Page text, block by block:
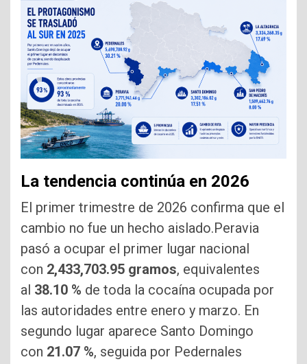
La tendencia continúa en 2026
El primer trimestre de 2026 confirma que el
cambio no fue un hecho aislado.Peravia
pasó a ocupar el primer lugar nacional
con 2,433,703.95 gramos, equivalentes
al 38.10 % de toda la cocaína ocupada por
las autoridades entre enero y marzo. En
segundo lugar aparece Santo Domingo
con 21.07 %, seguida por Pedernales